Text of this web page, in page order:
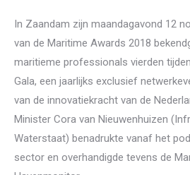
In Zaandam zijn maandagavond 12
van de Maritime Awards 2018
maritieme professionals vierden
Gala, een jaarlijks exclusief
van de innovatiekracht van de
Minister Cora van Nieuwenhuizen
Waterstaat) benadrukte vanaf het
sector en overhandigde tevens de